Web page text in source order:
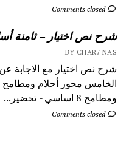
Comments closed
شرح نص اختيار – ثامنة
BY CHAR7 NAS
الخامس محور أحلام
ومطامح 8 اساسي - تحضير...
Comments closed